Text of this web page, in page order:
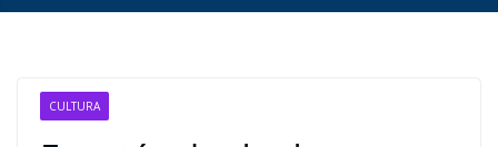
CULTURA